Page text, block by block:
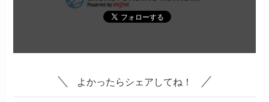
よかったらシェアしてね！